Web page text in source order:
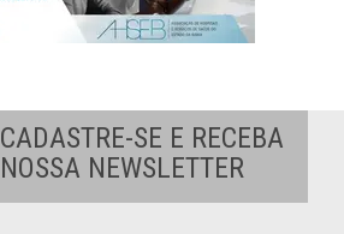
CADASTRE-SE E RECEBA
NOSSA NEWSLETTER